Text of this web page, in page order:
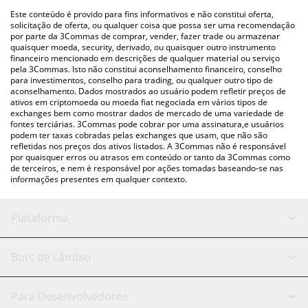
Você também pode usar nossa tabela de preços de The Society
Library acima para verificar o último preço de The Society Library
nas principais moedas fiat e criptográficas.
Este conteúdo é provido para fins informativos e não constitui oferta,
solicitação de oferta, ou qualquer coisa que possa ser uma recomendação
por parte da 3Commas de comprar, vender, fazer trade ou armazenar
quaisquer moeda, security, derivado, ou quaisquer outro instrumento
financeiro mencionado em descrições de qualquer material ou serviço
pela 3Commas. Isto não constitui aconselhamento financeiro, conselho
para investimentos, conselho para trading, ou qualquer outro tipo de
aconselhamento. Dados mostrados ao usuário podem refletir preços de
ativos em criptomoeda ou moeda fiat negociada em vários tipos de
exchanges bem como mostrar dados de mercado de uma variedade de
fontes terciárias. 3Commas pode cobrar por uma assinatura,e usuários
podem ter taxas cobradas pelas exchanges que usam, que não são
refletidas nos preços dos ativos listados. A 3Commas não é responsável
por quaisquer erros ou atrasos em conteúdo or tanto da 3Commas como
de terceiros, e nem é responsável por ações tomadas baseando-se nas
informações presentes em qualquer contexto.
Plataforma
Bot GRID
Bots de câmbio
Binance
Para Desenvolvedores